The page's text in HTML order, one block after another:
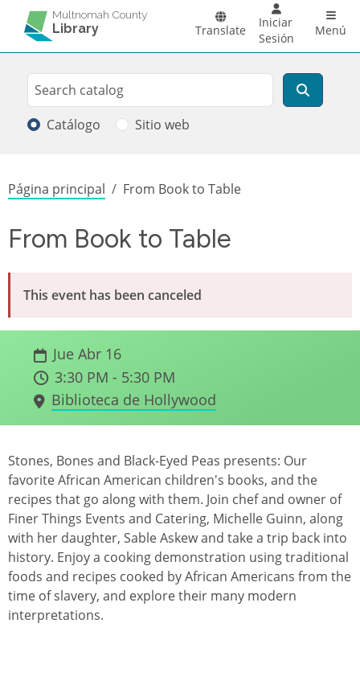
Pasar al contenido principal
Multnomah County
Library Translate
Iniciar
Sesión
Menú
Search
Buscar
Catálogo Sitio web
Sobrescribir enlaces de ayuda a la
Página principal From Book to Table
From Book to Table
This event has been canceled
Jue Abr 16
3:30 PM - 5:30 PM
Biblioteca de Hollywood
Stones, Bones and Black-Eyed Peas presents: Our
favorite African American children's books, and the
recipes that go along with them. Join chef and owner of
Finer Things Events and Catering, Michelle Guinn, along
with her daughter, Sable Askew and take a trip back into
history. Enjoy a cooking demonstration using traditional
foods and recipes cooked by African Americans from the
time of slavery, and explore their many modern
interpretations.